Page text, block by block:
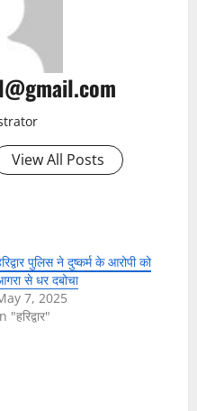
View All Posts
पुलिस ने दुष्कर्म के आरोपी को
से धर दबोचा
7, 2025
"हरिद्वार"